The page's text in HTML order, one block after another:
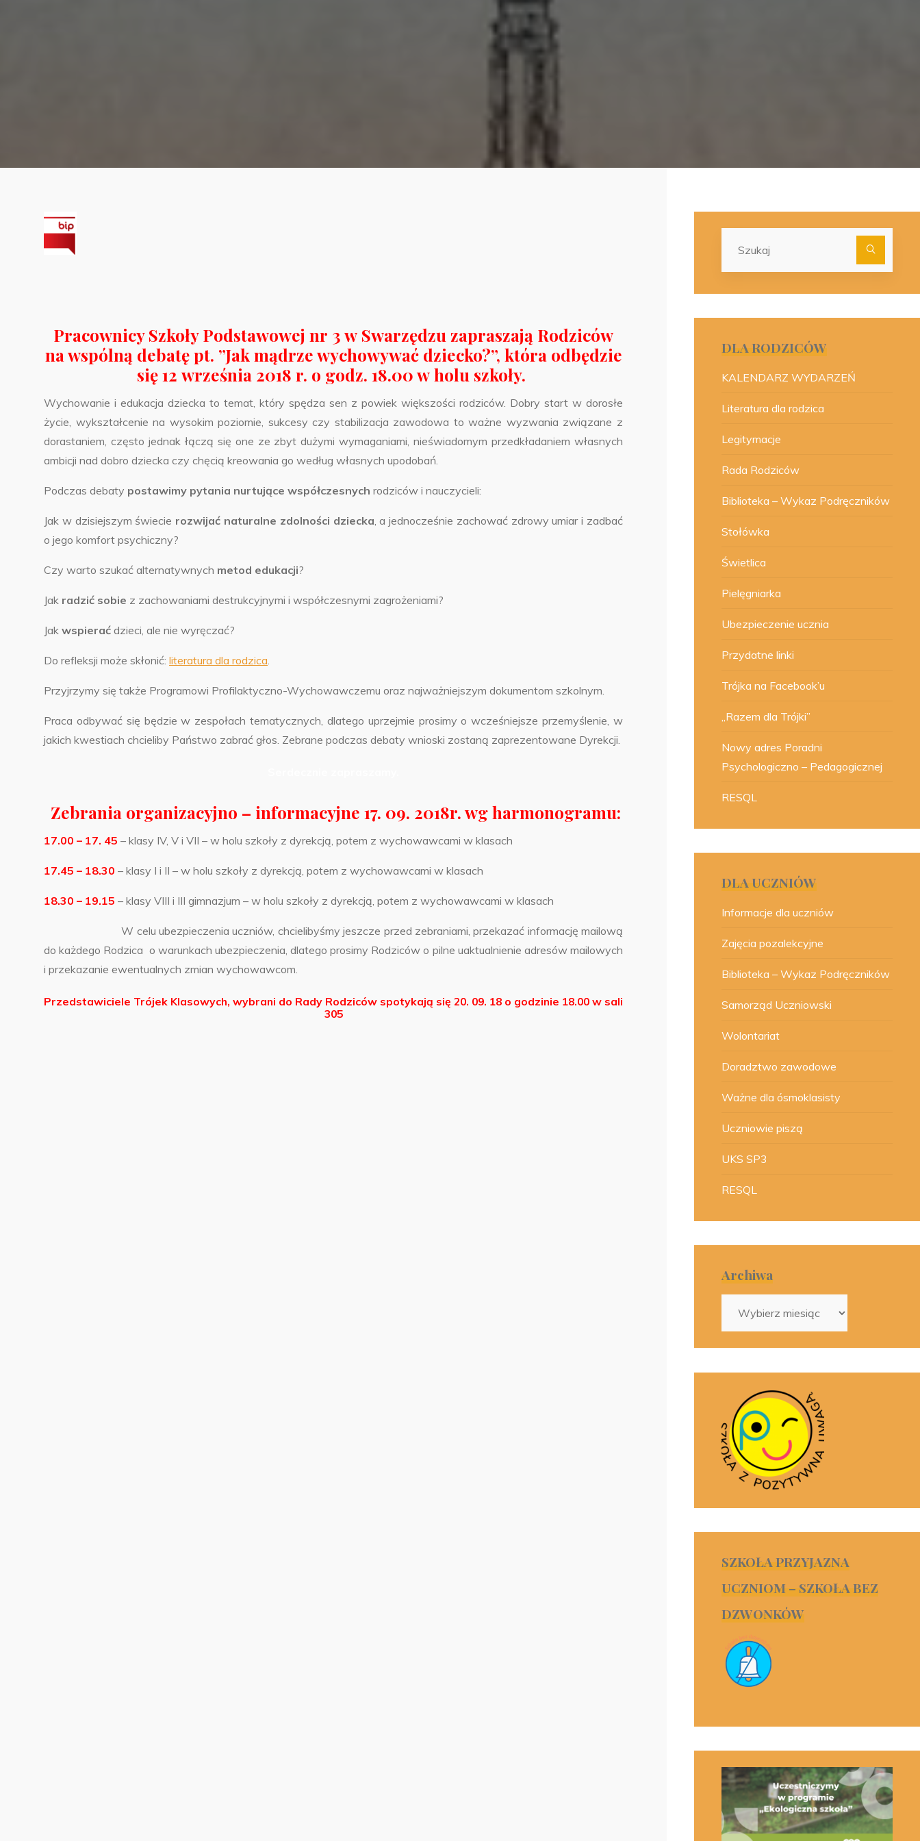
Pracownicy Szkoły Podstawowej nr 3 w Swarzędzu zapraszają Rodziców
na wspólną debatę pt. ”Jak mądrze wychowywać dziecko?”, która odbędzie
się 12 września 2018 r. o godz. 18.00 w holu szkoły.
Wychowanie i edukacja dziecka to temat, który spędza sen z powiek większości rodziców. Dobry start w dorosłe
życie, wykształcenie na wysokim poziomie, sukcesy czy stabilizacja zawodowa to ważne wyzwania związane z
dorastaniem, często jednak łączą się one ze zbyt dużymi wymaganiami, nieświadomym przedkładaniem własnych
ambicji nad dobro dziecka czy chęcią kreowania go według własnych upodobań.
Podczas debaty postawimy pytania nurtujące współczesnych rodziców i nauczycieli:
Jak w dzisiejszym świecie rozwijać naturalne zdolności dziecka , a jednocześnie zachować zdrowy umiar i zadbać
o jego komfort psychiczny?
Czy warto szukać alternatywnych metod edukacji?
Jak radzić sobie z zachowaniami destrukcyjnymi i współczesnymi zagrożeniami?
Jak wspierać dzieci, ale nie wyręczać?
Do refleksji może skłonić: literatura dla rodzica
Przyjrzymy się także Programowi Profilaktyczno-Wychowawczemu oraz najważniejszym dokumentom szkolnym.
Praca odbywać się będzie w zespołach tematycznych, dlatego uprzejmie prosimy o wcześniejsze przemyślenie, w
jakich kwestiach chcieliby Państwo zabrać głos. Zebrane podczas debaty wnioski zostaną zaprezentowane Dyrekcji.
Zebrania organizacyjno – informacyjne 17. 09. 2018r. wg harmonogramu:
17.00 – 17. 45 – klasy IV, V i VII – w holu szkoły z dyrekcją, potem z wychowawcami w klasach
17.45 – 18.30 – klasy I i II – w holu szkoły z dyrekcją, potem z wychowawcami w klasach
18.30 – 19.15 – klasy VIII i III gimnazjum – w holu szkoły z dyrekcją, potem z wychowawcami w klasach
W celu ubezpieczenia uczniów, chcielibyśmy jeszcze przed zebraniami, przekazać informację mailową
do każdego Rodzica o warunkach ubezpieczenia, dlatego prosimy Rodziców o pilne uaktualnienie adresów mailowych
i przekazanie ewentualnych zmian wychowawcom.
Przedstawiciele Trójek Klasowych, wybrani do Rady Rodziców spotykają się 20. 09. 18 o godzinie 18.00 w sali
305
DLA RODZICÓW
KALENDARZ WYDARZEŃ
Literatura dla rodzica
Legitymacje
Rada Rodziców
Biblioteka – Wykaz Podręczników
Stołówka
Świetlica
Pielęgniarka
Ubezpieczenie ucznia
Przydatne linki
Trójka na Facebook’u
„Razem dla Trójki”
Nowy adres Poradni
Psychologiczno – Pedagogicznej
RESQL
DLA UCZNIÓW
Informacje dla uczniów
Zajęcia pozalekcyjne
Biblioteka – Wykaz Podręczników
Samorząd Uczniowski
Wolontariat
Doradztwo zawodowe
Ważne dla ósmoklasisty
Uczniowie piszą
UKS SP3
RESQL
Archiwa
SZKOŁA PRZYJAZNA
UCZNIOM – SZKOŁA BEZ
DZWONKÓW